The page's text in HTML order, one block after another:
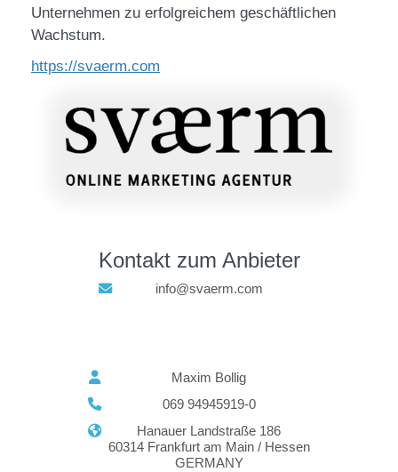
Unternehmen zu erfolgreichem geschäftlichen
Wachstum.
https://svaerm.com
Kontakt zum Anbieter
info@svaerm.com
Maxim Bollig
069 94945919-0
Hanauer Landstraße 186
60314 Frankfurt am Main / Hessen
GERMANY